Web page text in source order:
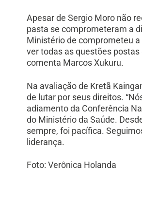
Apesar de Sergio Moro não
pasta se comprometeram a
Ministério de comprometeu
ver todas as questões
comenta Marcos Xukuru.
Na avaliação de Kretã
de lutar por seus direitos.
adiamento da Conferência
do Ministério da Saúde.
sempre, foi pacífica.
liderança.
Foto: Verônica Holanda